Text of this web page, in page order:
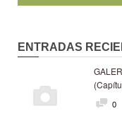
ENTRADAS
0